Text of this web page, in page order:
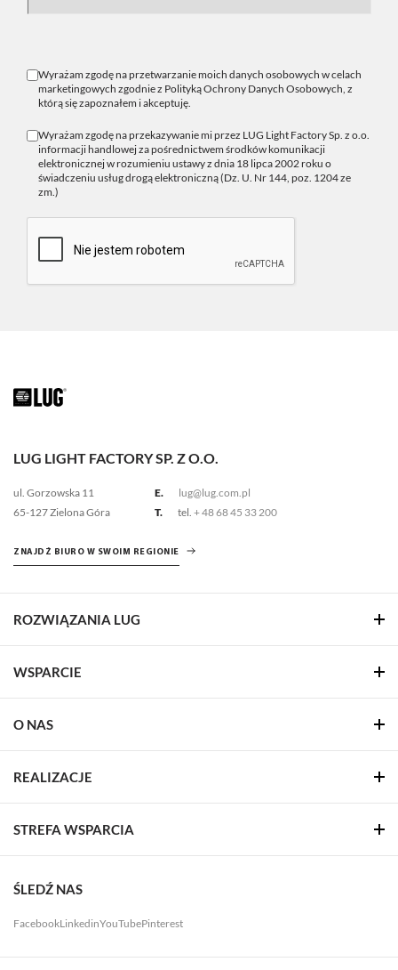
Wyrażam zgodę na przetwarzanie moich danych osobowych w celach
marketingowych zgodnie z Polityką Ochrony Danych Osobowych, z
którą się zapoznałem i akceptuję.
Wyrażam zgodę na przekazywanie mi przez LUG Light Factory Sp. z o.o.
informacji handlowej za pośrednictwem środków komunikacji
elektronicznej w rozumieniu ustawy z dnia 18 lipca 2002 roku o
świadczeniu usług drogą elektroniczną (Dz. U. Nr 144, poz. 1204 ze
zm.)
LUG LIGHT FACTORY SP. Z O.O.
ul. Gorzowska 11
65-127 Zielona Góra
E.
lug@lug.com.pl
T.
tel. + 48 68 45 33 200
ZNAJDŹ BIURO W SWOIM REGIONIE
ROZWIĄZANIA LUG
WSPARCIE
O NAS
REALIZACJE
STREFA WSPARCIA
ŚLEDŹ NAS
FacebookLinkedinYouTubePinterest